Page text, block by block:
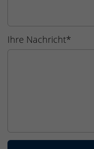
Ihre Nachricht*